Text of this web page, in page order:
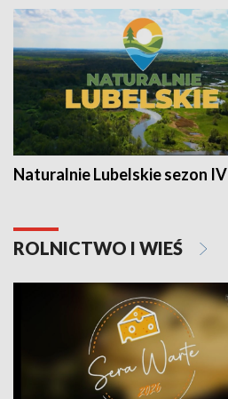
Naturalnie Lubelskie sezon IV
ROLNICTWO I WIEŚ